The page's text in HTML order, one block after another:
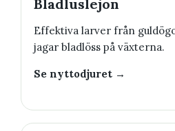
Bladluslejon
Effektiva larver från
jagar bladlöss på växterna.
Se nyttodjuret →